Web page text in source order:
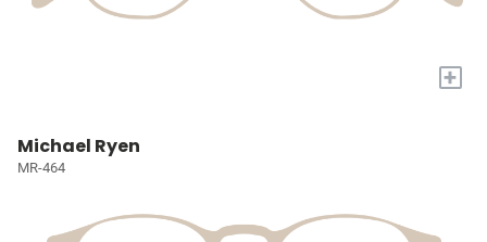
+
Michael Ryen
MR-464